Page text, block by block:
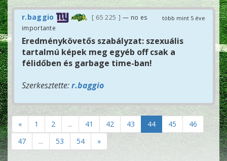
több mint 5 éve
r.baggio 65 225
— no es
importante
Eredménykövetős szabályzat: szexuális
tartalmú képek meg egyéb off csak a
félidőben és garbage time-ban!
Szerkesztette:r.baggio
« 1 2 ... 41 42 43 44 45
46
47
... 53 54 »